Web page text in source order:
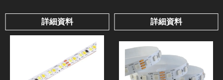
詳細資料 詳細資料